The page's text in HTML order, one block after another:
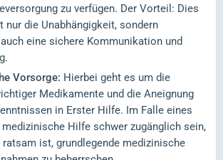
zu verfügen. Der Vorteil: Dies
nur die Unabhängigkeit, sondern
eine sichere Kommunikation und
Vorsorge: Hierbei geht es um die
Medikamente und die Aneignung
in Erster Hilfe. Im Falle eines
medizinische Hilfe schwer zugänglich sein,
ist, grundlegende medizinische